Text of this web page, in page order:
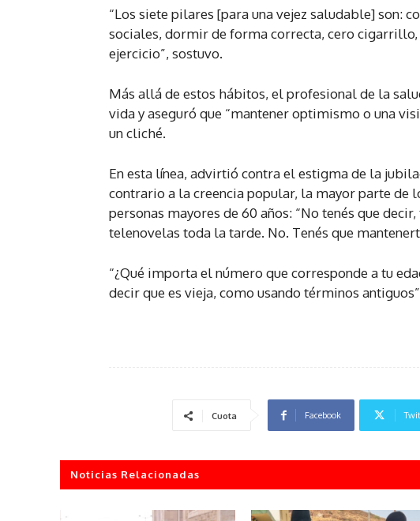
“Los siete pilares [para una vejez saludable] son:
sociales, dormir de forma correcta, cero
ejercicio”, sostuvo.
Más allá de estos hábitos, el profesional de la
vida y aseguró que “mantener optimismo o una
un cliché.
En esta línea, advirtió contra el estigma de la
contrario a la creencia popular, la mayor parte de
personas mayores de 60 años: “No tenés que
telenovelas toda la tarde. No. Tenés que
“¿Qué importa el número que corresponde a tu
decir que es vieja, como usando términos
Cuota Facebook
Noticias Relacionadas